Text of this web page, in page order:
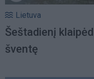
Lietuva
Šeštadienį
šventę